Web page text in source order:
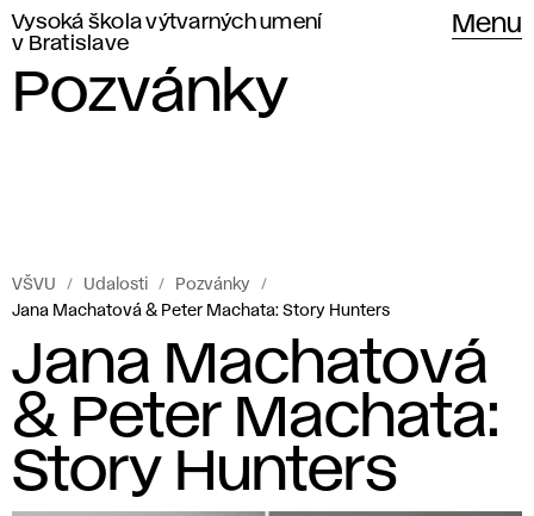
Vysoká škola výtvarných umení
v Bratislave
Menu
Pozvánky
VŠVU Udalosti
Pozvánky
Jana Machatová & Peter Machata: Story Hunters
Jana Machatová
& Peter Machata:
Story Hunters